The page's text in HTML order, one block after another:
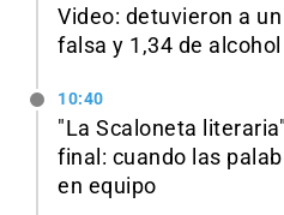
Video: detuvieron a
falsa y 1,34 de
10:40
"La Scaloneta
final: cuando las
en equipo